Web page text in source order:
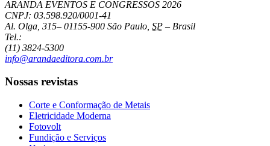
ARANDA EVENTOS E CONGRESSOS 2026
CNPJ: 03.598.920/0001-41
Al. Olga, 315– 01155-900 São Paulo SP – Brasil
Tel.:
(11) 3824-5300
info@arandaeditora.com.br
Nossas revistas
Corte e Conformação de Metais
Eletricidade Moderna
Fotovolt
Fundição e Serviços